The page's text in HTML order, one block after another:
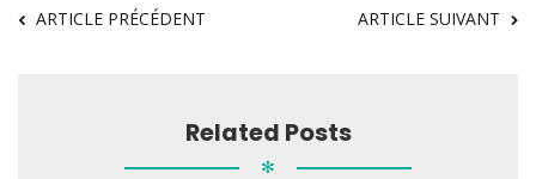
ARTICLE PRÉCÉDENT ARTICLE SUIVANT
Related Posts
✻